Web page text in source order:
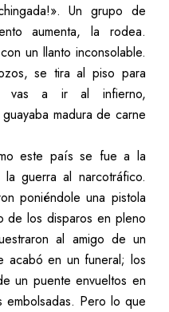
Un grupo de
aumenta, la rodea.
un llanto inconsolable.
se tira al piso para
vas a ir al infierno,
madura de carne
este país se fue a la
guerra al narcotráfico.
poniéndole una pistola
de los disparos en pleno
al amigo de un
acabó en un funeral; los
un puente envueltos en
embolsadas. Pero lo que